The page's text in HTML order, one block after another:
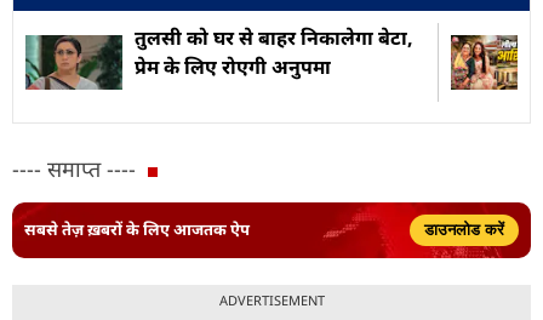
तुलसी को घर से बाहर निकालेगा बेटा,
प्रेम के लिए रोएगी अनुपमा
---- समाप्त ----
सबसे तेज़ ख़बरों के लिए आजतक ऐप डाउनलोड करें
ADVERTISEMENT